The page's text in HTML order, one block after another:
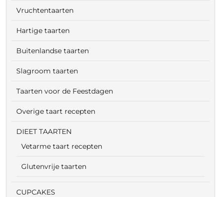
Vruchtentaarten
Hartige taarten
Buitenlandse taarten
Slagroom taarten
Taarten voor de Feestdagen
Overige taart recepten
DIEET TAARTEN
Vetarme taart recepten
Glutenvrije taarten
CUPCAKES